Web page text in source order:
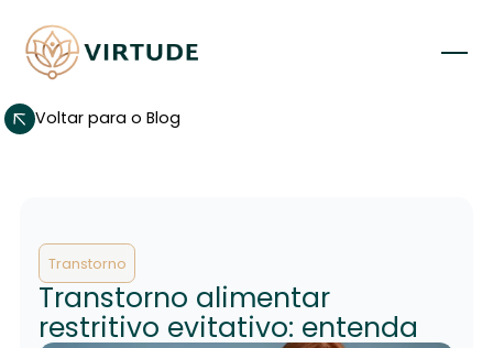
Voltar para o Blog
Transtorno
Transtorno alimentar
restritivo evitativo: entenda